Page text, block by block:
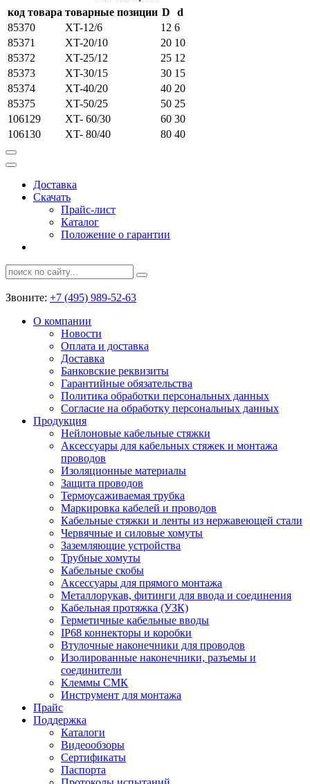
код товара товарные позиции D
d
85370
XT-12/6 12 6
85371
XT-20/10 20 10
85372
XT-25/12 25 12
85373
XT-30/15 30 15
85374
XT-40/20 40 20
85375
XT-50/25 50 25
106129
XT- 60/30 60 30
106130
XT- 80/40 80 40
Доставка
Скачать
Прайс-лист
Каталог
Положение о гарантии
Звоните: +7 (495) 989-52-63
О компании
Новости
Оплата и доставка
Доставка
Банковские реквизиты
Гарантийные обязательства
Политика обработки персональных данных
Согласие на обработку персональных данных
Продукция
Нейлоновые кабельные стяжки
Аксессуары для кабельных стяжек и монтажа
проводов
Изоляционные материалы
Защита проводов
Термоусаживаемая трубка
Маркировка кабелей и проводов
Кабельные стяжки и ленты из нержавеющей стали
Червячные и силовые хомуты
Заземляющие устройства
Трубные хомуты
Кабельные скобы
Аксессуары для прямого монтажа
Металлорукав, фитинги для ввода и соединения
Кабельная протяжка (УЗК)
Герметичные кабельные вводы
IP68 коннекторы и коробки
Втулочные наконечники для проводов
Изолированные наконечники, разъемы и
соединители
Клеммы СМК
Инструмент для монтажа
Прайс
Поддержка
Каталоги
Видеообзоры
Сертификаты
Паспорта